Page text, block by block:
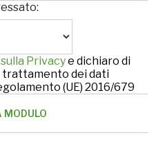
Privacye dichiaro di
trattamento dei dati
(UE) 2016/679